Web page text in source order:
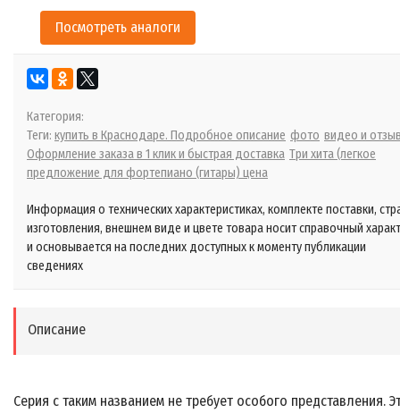
Посмотреть аналоги
Категория:
Теги: купить в Краснодаре. Подробное описание фото видео и
Оформление заказа в 1 клик и быстрая доставка Три хита (легкое
предложение для фортепиано (гитары) цена
Информация о технических характеристиках, комплекте поставки,
изготовления, внешнем виде и цвете товара носит справочный
и основывается на последних доступных к моменту публикации
сведениях
Описание
Серия с таким названием не требует особого представления.